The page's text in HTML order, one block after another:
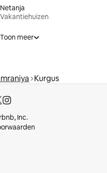
Netanja
Vakantiehuizen
Toon meer
Kurgus
Inc.